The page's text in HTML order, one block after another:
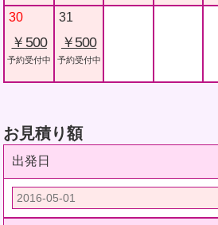
30
￥500
予約受付中
31
￥500
予約受付中
お見積り額
出発日